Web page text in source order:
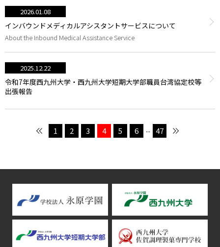
2026.01.08
インバウンドメディカルアシスタントサービスについて
About the Inbound Medical Assistance Service
2025.12.22
令和7年度西九州大学・西九州大学短期大学部職員台湾協定校等
出張報告
1 2 3 4 5 6 ... 47